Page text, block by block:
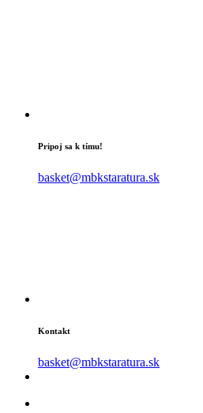
Pripoj sa k tímu!
basket@mbkstaratura.sk
Kontakt
basket@mbkstaratura.sk